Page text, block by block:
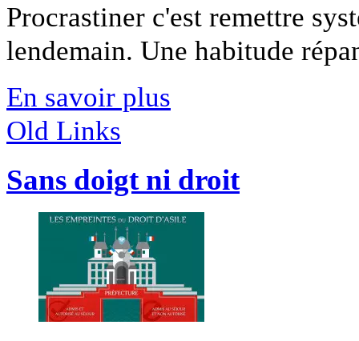
Procrastiner c'est remettre
lendemain. Une habitude
En savoir plus
Old Links
Sans doigt ni droit